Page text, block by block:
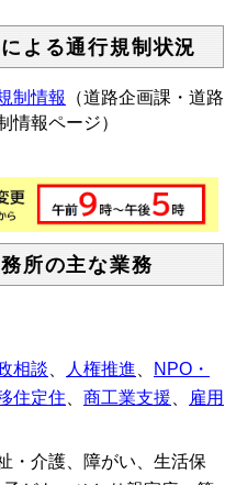
よる通行規制状況
制情報
（道路企画課・道路
情報ページ）
所の主な業務
相談 人権推進
NPO・
住定住 商工業支援
雇用
・介護、障がい、生活保